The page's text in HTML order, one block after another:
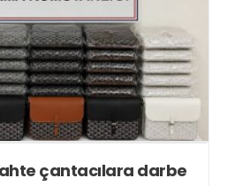
çantacılara darbe